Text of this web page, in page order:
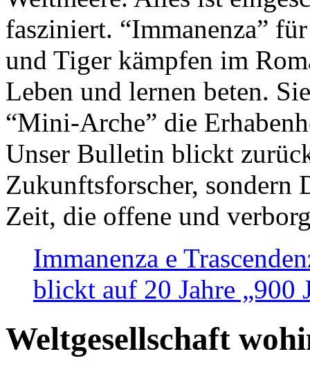
fasziniert. “Immanenza”
und Tiger kämpfen im
Leben und lernen beten.
“Mini-Arche” die
Unser Bulletin blickt
Zukunftsforscher, sondern
Zeit, die offene und
Immanenza e
blickt auf 20 Jahre „900
Weltgesellschaft